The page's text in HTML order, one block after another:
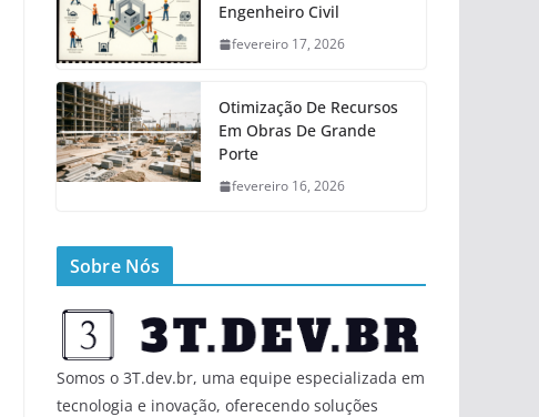
Engenheiro Civil
fevereiro 17, 2026
Otimização De Recursos
Em Obras De Grande
Porte
fevereiro 16, 2026
Sobre Nós
Somos o 3T.dev.br, uma equipe especializada em
tecnologia e inovação, oferecendo soluções